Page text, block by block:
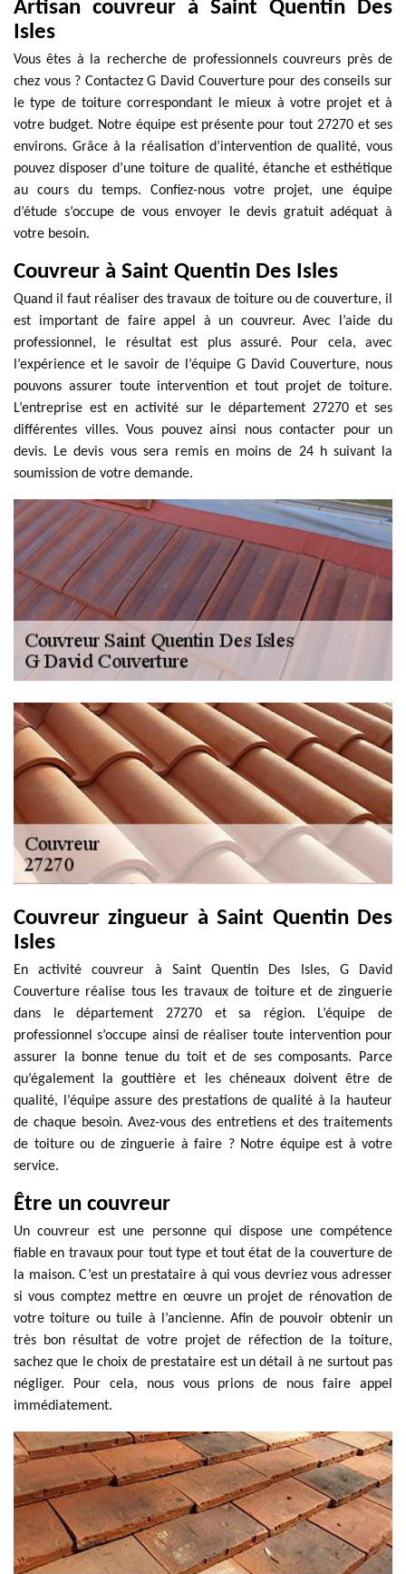
Artisan couvreur à Saint Quentin Des
Isles
Vous êtes à la recherche de professionnels couvreurs près de
chez vous ? Contactez G David Couverture pour des conseils sur
le type de toiture correspondant le mieux à votre projet et à
votre budget. Notre équipe est présente pour tout 27270 et ses
environs. Grâce à la réalisation d’intervention de qualité, vous
pouvez disposer d’une toiture de qualité, étanche et esthétique
au cours du temps. Confiez-nous votre projet, une équipe
d’étude s’occupe de vous envoyer le devis gratuit adéquat à
votre besoin.
Couvreur à Saint Quentin Des Isles
Quand il faut réaliser des travaux de toiture ou de couverture, il
est important de faire appel à un couvreur. Avec l’aide du
professionnel, le résultat est plus assuré. Pour cela, avec
l’expérience et le savoir de l’équipe G David Couverture, nous
pouvons assurer toute intervention et tout projet de toiture.
L’entreprise est en activité sur le département 27270 et ses
différentes villes. Vous pouvez ainsi nous contacter pour un
devis. Le devis vous sera remis en moins de 24 h suivant la
soumission de votre demande.
Couvreur zingueur à Saint Quentin Des
Isles
En activité couvreur à Saint Quentin Des Isles, G David
Couverture réalise tous les travaux de toiture et de zinguerie
dans le département 27270 et sa région. L’équipe de
professionnel s’occupe ainsi de réaliser toute intervention pour
assurer la bonne tenue du toit et de ses composants. Parce
qu’également la gouttière et les chéneaux doivent être de
qualité, l’équipe assure des prestations de qualité à la hauteur
de chaque besoin. Avez-vous des entretiens et des traitements
de toiture ou de zinguerie à faire ? Notre équipe est à votre
service.
Être un couvreur
Un couvreur est une personne qui dispose une compétence
fiable en travaux pour tout type et tout état de la couverture de
la maison. C’est un prestataire à qui vous devriez vous adresser
si vous comptez mettre en œuvre un projet de rénovation de
votre toiture ou tuile à l’ancienne. Afin de pouvoir obtenir un
très bon résultat de votre projet de réfection de la toiture,
sachez que le choix de prestataire est un détail à ne surtout pas
négliger. Pour cela, nous vous prions de nous faire appel
immédiatement.